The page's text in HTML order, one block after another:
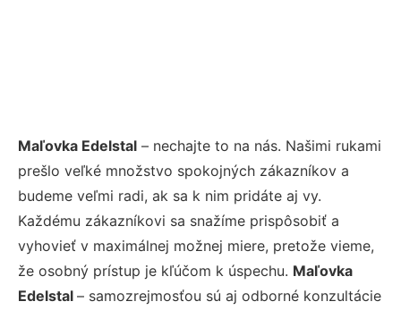
Maľovka Edelstal – nechajte to na nás. Našimi rukami
prešlo veľké množstvo spokojných zákazníkov a
budeme veľmi radi, ak sa k nim pridáte aj vy.
Každému zákazníkovi sa snažíme prispôsobiť a
vyhovieť v maximálnej možnej miere, pretože vieme,
že osobný prístup je kľúčom k úspechu. Maľovka
Edelstal – samozrejmosťou sú aj odborné konzultácie